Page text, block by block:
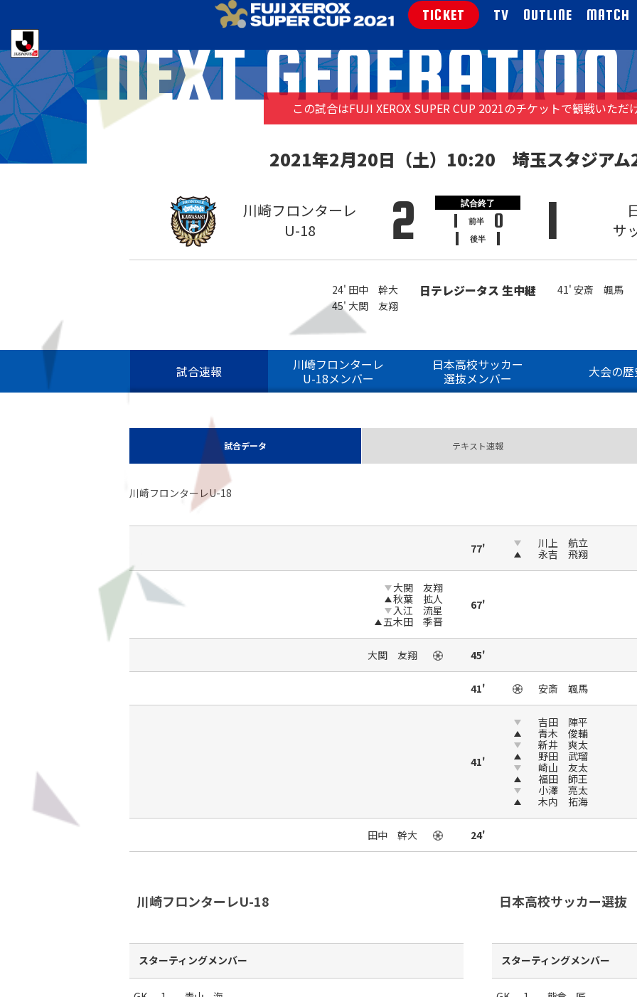
TICKET TV OUTLINE MATCH
NEXT この試合はFUJI XEROX SUPER CUP 2021のチケットで観戦いただ
2021年2月20日（土）10:20 埼玉スタジア
川崎フロンターレ
U-18
2 試合終了
1 前半 0
1 後半 1 1
サ
24' 田中 幹大
45' 大関 友翔
日テレジータス 生中継 41' 安斎 颯馬
試合速報
川崎フロンターレ
U-18メンバー
日本高校サッカー
選抜メンバー
大会の歴
試合データ テキスト速報
川崎フロンターレU-18
77'
川上 航立
永吉 飛翔
大関 友翔
秋葉 拡人
入江 流星
五木田 季晋
67'
大関 友翔 45'
41' 安斎 颯馬
41'
吉田 陣平
青木 俊輔
新井 爽太
野田 武瑠
崎山 友太
福田 師王
小澤 亮太
木内 拓海
田中 幹大 24'
川崎フロンターレU-18
スターティングメンバー
日本高校サッカー選抜
スターティングメンバー